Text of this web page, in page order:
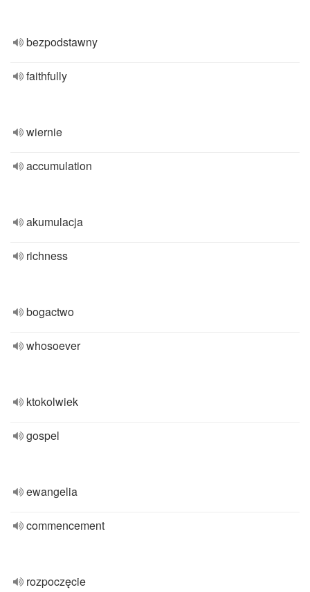
bezpodstawny
faithfully
wiernie
accumulation
akumulacja
richness
bogactwo
whosoever
ktokolwiek
gospel
ewangelia
commencement
rozpoczęcie